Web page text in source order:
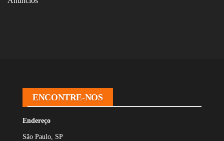
ENCONTRE-NOS
Endereço
São Paulo, SP